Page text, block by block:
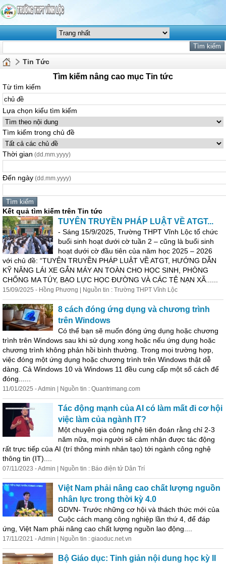
Tin Tức
Tìm kiếm nâng cao mục Tin tức
Từ tìm kiếm
Lựa chọn kiểu tìm kiếm
Tìm kiếm trong chủ đề
Thời gian (dd.mm.yyyy)
Đến ngày (dd.mm.yyyy)
Kết quả tìm kiếm trên Tin tức
TUYÊN TRUYỀN PHÁP LUẬT VỀ ATGT...
- Sáng 15/9/2025, Trường THPT Vĩnh Lộc tổ chức
buổi sinh hoạt dưới cờ tuần 2 – cũng là buổi sinh
hoạt dưới cờ đầu tiên của năm học 2025 – 2026
với chủ đề: “TUYÊN TRUYỀN PHÁP LUẬT VỀ ATGT, HƯỚNG DẪN
KỸ NĂNG LÁI XE GẮN MÁY AN TOÀN CHO HỌC SINH, PHÒNG
CHỐNG MA TÚY, BẠO LỰC HỌC ĐƯỜNG VÀ CÁC TỆ NẠN XÃ......
15/09/2025 - Hồng Phương | Nguồn tin : Trường THPT Vĩnh Lộc
8 cách đóng ứng dụng và chương trình
trên Windows
Có thể bạn sẽ muốn đóng ứng dụng hoặc chương
trình trên Windows sau khi sử dụng xong hoặc nếu ứng dụng hoặc
chương trình không phản hồi bình thường. Trong mọi trường hợp,
việc đóng một ứng dụng hoặc chương trình trên Windows thật dễ
dàng. Cả Windows 10 và Windows 11 đều cung cấp một số cách để
đóng......
11/01/2025 - Admin | Nguồn tin : Quantrimang.com
Tác động mạnh của AI có làm mất đi cơ hội
việc làm của ngành IT?
Một chuyên gia công nghệ tiên đoán rằng chỉ 2-3
năm nữa, mọi người sẽ cảm nhận được tác động
rất trực tiếp của AI (trí thông minh nhân tạo) tới ngành công nghệ
thông tin (IT)....
07/11/2023 - Admin | Nguồn tin : Báo điện tử Dân Trí
Việt Nam phải nâng cao chất lượng nguồn
nhân lực trong thời kỳ 4.0
GDVN- Trước những cơ hội và thách thức mới của
Cuộc cách mạng công nghiệp lần thứ 4, để đáp
ứng, Việt Nam phải nâng cao chất lượng nguồn lao động....
17/11/2021 - Admin | Nguồn tin : giaoduc.net.vn
Bộ Giáo dục: Tinh giản nội dung học kỳ II